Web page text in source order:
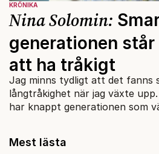
KRÖNIKA
Nina Solomin:
generationen
att ha tråkigt
Jag minns tydligt att det fanns
långtråkighet när jag växte
har knappt generationen som
Mest lästa